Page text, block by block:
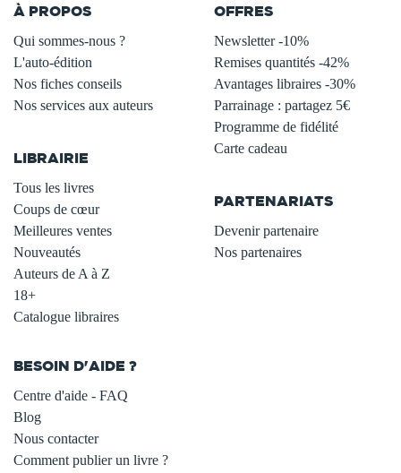
À PROPOS
Qui sommes-nous ?
L'auto-édition
Nos fiches conseils
Nos services aux auteurs
LIBRAIRIE
Tous les livres
Coups de cœur
Meilleures ventes
Nouveautés
Auteurs de A à Z
18+
Catalogue libraires
OFFRES
Newsletter -10%
Remises quantités -42%
Avantages libraires -30%
Parrainage : partagez 5€
Programme de fidélité
Carte cadeau
PARTENARIATS
Devenir partenaire
Nos partenaires
BESOIN D'AIDE ?
Centre d'aide - FAQ
Blog
Nous contacter
Comment publier un livre ?